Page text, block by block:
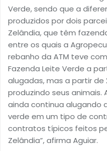
Verde, sendo que a
produzidos por dois
Zelândia, que têm
entre os quais a
rebanho da ATM teve
Fazenda Leite Verde a
alugadas, mas a partir de
produzindo seus animais.
ainda continua alugando
verde em um tipo de
contratos típicos feitos
Zelândia”, afirma Aguiar.